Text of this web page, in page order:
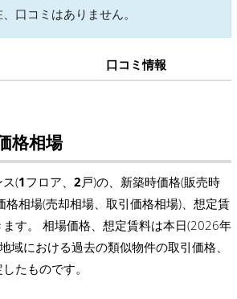
口コミはありません。
口コミ情報
格相場
(1フロア、 2戸)の、新築時価格(販売時
格相場(売却相場、取引価格相場)、想定賃
す。 相場価格、想定賃料は本日(2026年
域における過去の類似物件の取引価格、
たものです。